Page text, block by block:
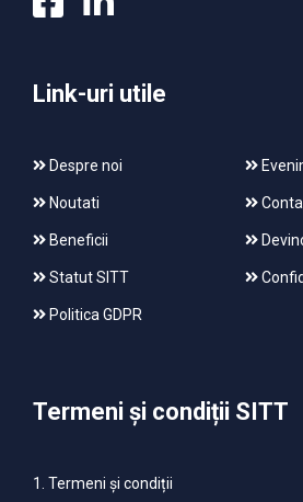
Link-uri utile
Despre noi
Noutati
Beneficii
Statut SITT
Politica GDPR
Termeni și condiții SITT
1. Termeni și condiții